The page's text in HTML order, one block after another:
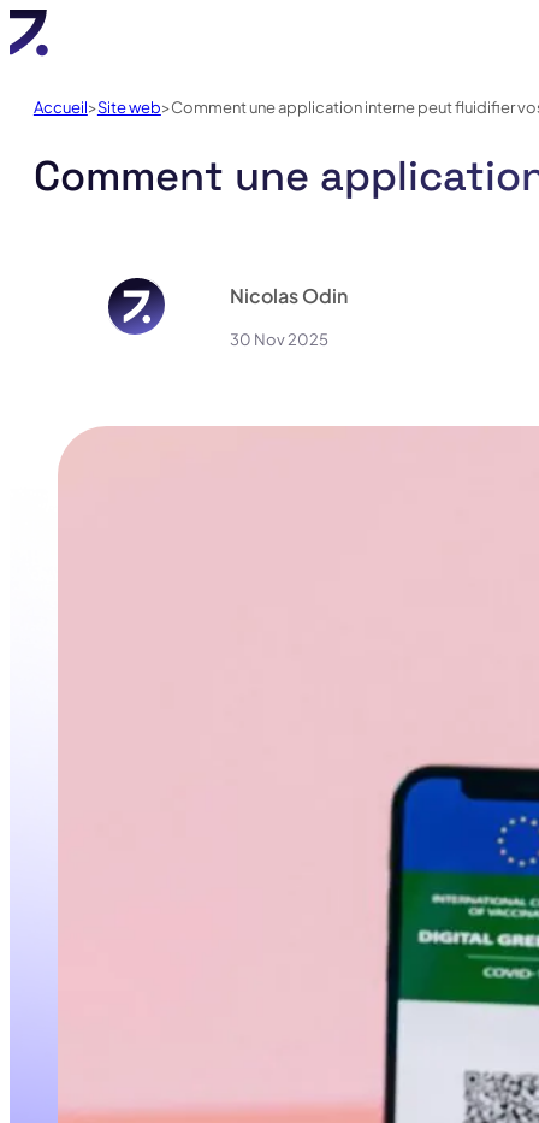
Comment une
Accueil Site web Comment une application interne peut fluidifier
Nicolas Odin
30 Nov 2025